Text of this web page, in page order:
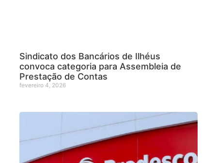
Sindicato dos Bancários de Ilhéus
convoca categoria para Assembleia de
Prestação de Contas
fevereiro 4, 2026